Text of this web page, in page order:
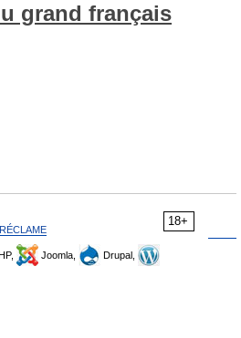
grand français
18+
RÉCLAME
Joomla,
Drupal,